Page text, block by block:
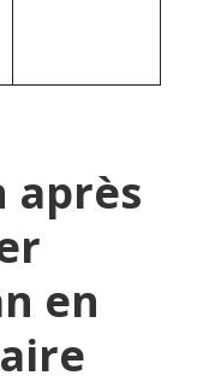
après
en